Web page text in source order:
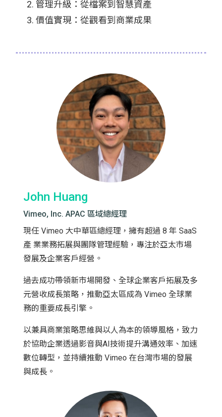
管理升級：從檔案到智慧資產
價值實現：從觀看到商業成果
John Huang
Vimeo, Inc. APAC 區域總經理
現任 Vimeo 大中華區總經理，擁有超過 8 年 SaaS
產 業業務拓展與團隊管理經驗，專注於亞太市場
發展及企業客戶經營。
過去成功帶領新市場開發、全球企業客戶拓展及多
元營收成長策略，推動亞太區成為 Vimeo 全球業
務的重要成長引擎。
以兼具商業策略思維與以人為本的領導風格，致力
於協助企業透過影音與AI技術提升溝通效率、加速
數位轉型，並持續推動 Vimeo 在台灣市場的發展
與成長。